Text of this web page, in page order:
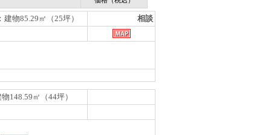
物85.29㎡（25坪） 相談
148.59㎡（44坪）